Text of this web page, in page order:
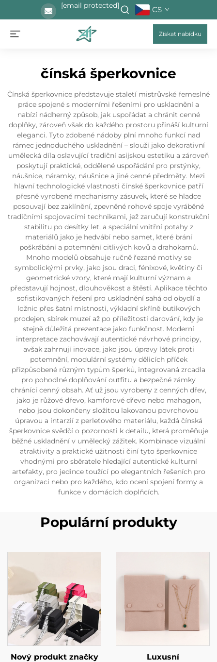
[email protected] CS
Získat nabídku
čínská šperkovnice
Čínská šperkovnice představuje staletí mistrůvské řemeslné
práce spojené s moderními řešeními pro uskladnění a
nabízí nádherný způsob, jak uspořádat a chránit cenné
doplňky, zároveň však do každého prostoru přináší kulturní
eleganci. Tyto zdobené nádoby plní mnoho funkcí nad
rámec jednoduchého uskladnění – slouží jako dekorativní
umělecká díla oslavující tradiční asijskou estetiku a zároveň
poskytují praktické, oddělené uspořádání pro prstýnky,
náušnice, náramky, náušnice a jiné cenné předměty. Mezi
hlavní technologické vlastnosti čínské šperkovnice patří
přesně vyrobené mechanismy zásuvek, které se hladce
posouvají bez zaklínění, zpevněné rohové spoje vyráběné
tradičními spojovacími technikami, jež zaručují konstrukční
stabilitu po desítky let, a speciální vnitřní potahy z
materiálů jako je hedvábí nebo samet, které brání
poškrábání a potemnění citlivých kovů a drahokamů.
Mnoho modelů obsahuje ručně řezané motivy se
symbolickými prvky, jako jsou draci, fénixové, květiny či
geometrické vzory, které mají kulturní význam a
představují hojnost, dlouhověkost a štěstí. Aplikace těchto
sofistikovaných řešení pro uskladnění sahá od obydlí a
ložnic přes šatní místnosti, výkladní skříně butikových
prodejen, sbírek muzeí až po příležitosti darování, kdy je
stejně důležitá prezentace jako funkčnost. Moderní
interpretace zachovávají autentické návrhové principy,
avšak zahrnují inovace, jako jsou úpravy látek proti
potemnění, modulární systémy dělicích příček
přizpůsobené různým typům šperků, integrovaná zrcadla
pro pohodlné doplňování outfitu a bezpečné zámky
chránící cenný obsah. Ať už jsou vyrobeny z cenných dřev,
jako je růžové dřevo, kamforové dřevo nebo mahagon,
nebo jsou dokončeny složitou lakovanou povrchovou
úpravou a intarzií z perleťového materiálu, každá čínská
šperkovnice svědčí o pozornosti k detailu, která proměňuje
běžné uskladnění v umělecký zážitek. Kombinace vizuální
atraktivity a praktické užitnosti činí tyto šperkovnice
vhodnými pro sběratele hledající autentické kulturní
artefakty, pro jedince toužící po elegantních řešeních pro
organizaci nebo pro každého, kdo ocení spojení formy a
funkce v domácích doplňcích.
Populární produkty
Nový produkt značky
Luxusní